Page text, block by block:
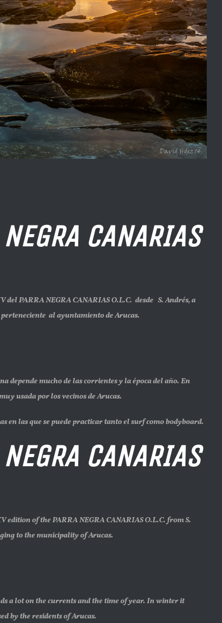
PARRA NEGRA CANARIAS O.L.C. desde S. Andrés, a
al ayuntamiento de Arucas.
mucho de las corrientes y la época del año. En
usada por los vecinos de Arucas.
en las que se puede practicar tanto el surf como bodyboard.
of the PARRA NEGRA CANARIAS O.L.C. from S.
to the municipality of Arucas.
a lot on the currents and the time of year. In winter it
by the residents of Arucas.